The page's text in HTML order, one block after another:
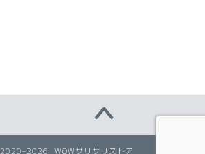
2020–2026 WOWサリサリストア